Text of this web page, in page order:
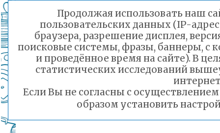
Продолжая использовать наш
пользовательских данных (IP-
браузера, разрешение дисплея,
поисковые системы, фразы, баннеры, с
и проведённое время на сайте). В
статистических исследований
Если Вы не согласны с
образом установить